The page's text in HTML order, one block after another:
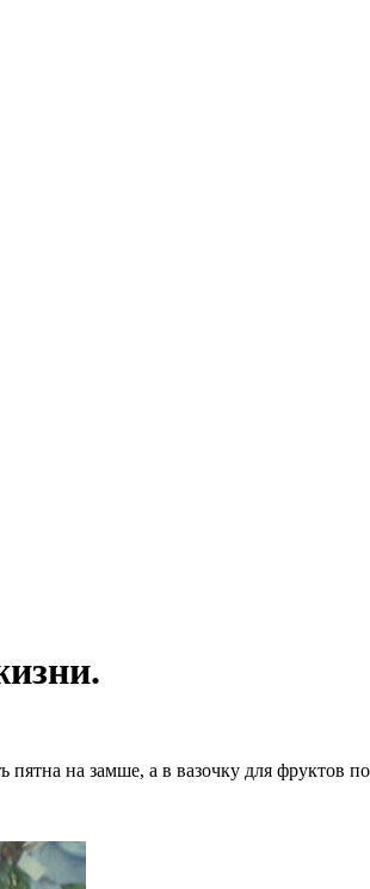
на замше, а в вазочку для фруктов